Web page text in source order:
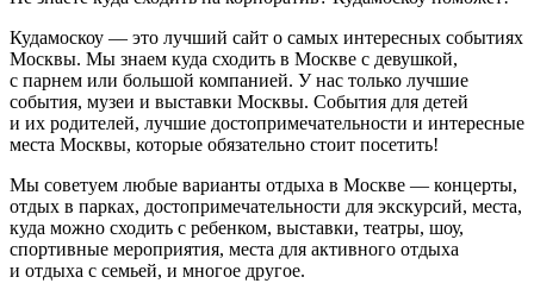
Кудамоскоу — это лучший сайт о самых интересных событиях
Москвы. Мы знаем куда сходить в Москве с девушкой,
с парнем или большой компанией. У нас только лучшие
события, музеи и выставки Москвы. События для детей
и их родителей, лучшие достопримечательности и интересные
места Москвы, которые обязательно стоит посетить!
Мы советуем любые варианты отдыха в Москве — концерты,
отдых в парках, достопримечательности для экскурсий, места,
куда можно сходить с ребенком, выставки, театры, шоу,
спортивные мероприятия, места для активного отдыха
и отдыха с семьей, и многое другое.